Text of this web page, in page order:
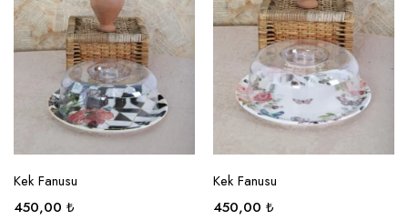
SEÇENEKLER
Kek Fanusu
450,00 ₺
SEÇENEKLER
Kek Fanusu
450,00 ₺